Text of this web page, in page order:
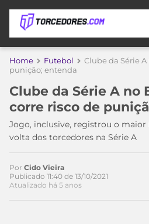
APOSTAS
DE
APOSTA
MELHORES
SITES
DE
APOSTAS
2026
COPA
DO
MUNDO
TIMES
MEU
CAMPEONATOS
Home Futebol
Clube da Série
punição; entenda
Clube da Série A no
corre risco de
Jogo, inclusive, registrou o maior
volta dos torcedores na Série A
Por Cido Vieira
Publicado 11:40 de 13/10/2021
Atualizado há 5 anos